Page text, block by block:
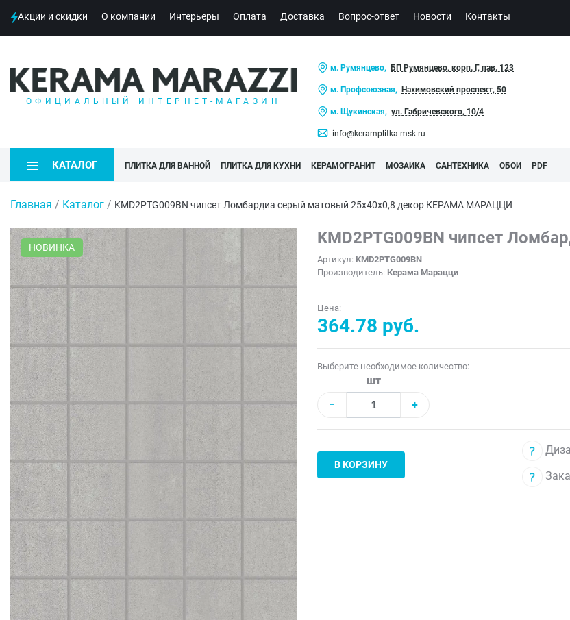
Акции и скидки О компании Интерьеры Оплата Доставка Вопрос-ответ Новости Контакты
ОФИЦИАЛЬНЫЙ ИНТЕРНЕТ-МАГАЗИН
м. Румянцево, БП Румянцево, корп. Г, пав. 123
м. Профсоюзная, Нахимовский проспект, 50
м. Щукинская, ул. Габричевского, 10/4
info@keramplitka-msk.ru
КАТАЛОГ ПЛИТКА ДЛЯ ВАННОЙ ПЛИТКА ДЛЯ КУХНИ КЕРАМОГРАНИТ МОЗАИКА САНТЕХНИКА ОБОИ PDF
Главная / Каталог / KMD2PTG009BN чипсет Ломбардиа серый матовый 25x40x0,8 декор КЕРАМА МАРАЦЦИ
НОВИНКА KMD2PTG009BN чипсет
Артикул: KMD2PTG009BN
Производитель: Керама Марацци
Цена:
364.78 руб.
Выберите необходимое количество:
шт
−
+
В КОРЗИНУ